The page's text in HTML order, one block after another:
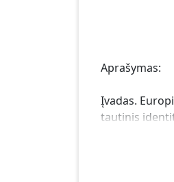
Aprašymas:
Įvadas.
tautinis